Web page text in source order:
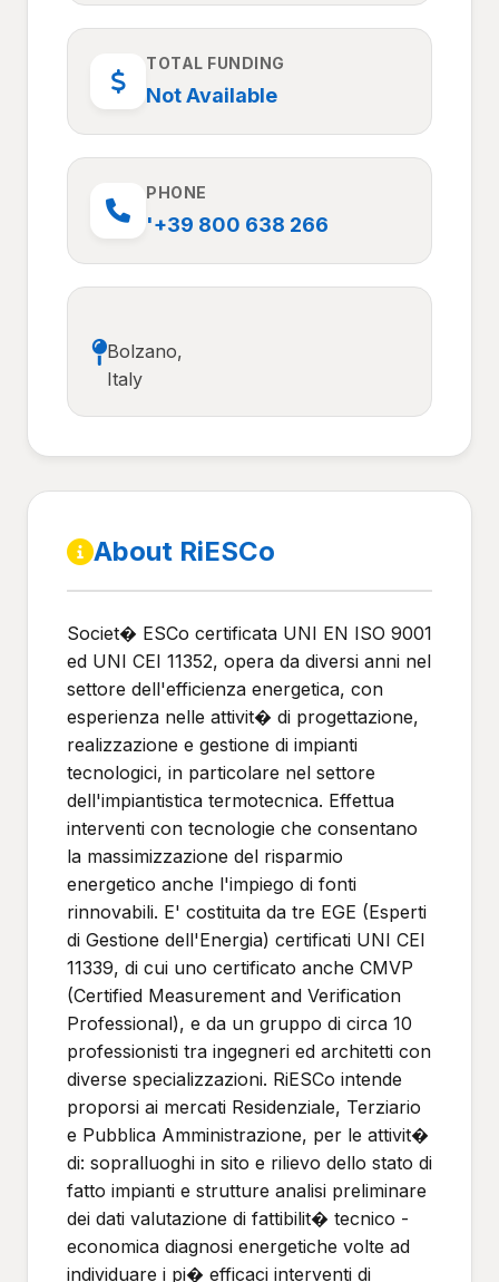
TOTAL FUNDING
Not Available
PHONE
'+39 800 638 266
Bolzano,
Italy
About RiESCo
Societ� ESCo certificata UNI EN ISO 9001
ed UNI CEI 11352, opera da diversi anni nel
settore dell'efficienza energetica, con
esperienza nelle attivit� di progettazione,
realizzazione e gestione di impianti
tecnologici, in particolare nel settore
dell'impiantistica termotecnica. Effettua
interventi con tecnologie che consentano
la massimizzazione del risparmio
energetico anche l'impiego di fonti
rinnovabili. E' costituita da tre EGE (Esperti
di Gestione dell'Energia) certificati UNI CEI
11339, di cui uno certificato anche CMVP
(Certified Measurement and Verification
Professional), e da un gruppo di circa 10
professionisti tra ingegneri ed architetti con
diverse specializzazioni. RiESCo intende
proporsi ai mercati Residenziale, Terziario
e Pubblica Amministrazione, per le attivit�
di: sopralluoghi in sito e rilievo dello stato di
fatto impianti e strutture analisi preliminare
dei dati valutazione di fattibilit� tecnico -
economica diagnosi energetiche volte ad
individuare i pi� efficaci interventi di